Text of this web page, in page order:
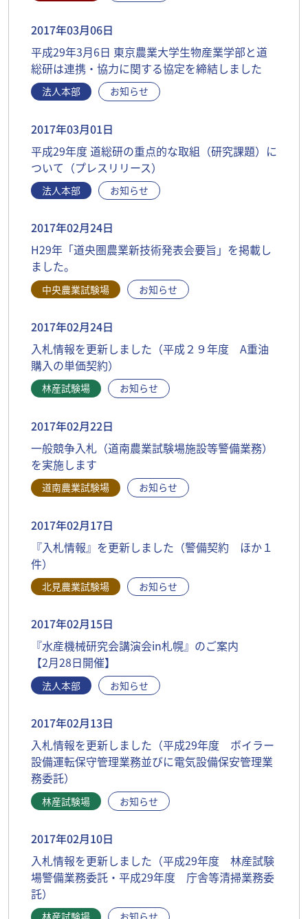
2017年03月06日
平成29年3月6日 東京農業大学生物産業学部と道
総研は連携・協力に関する協定を締結しました
法人本部 お知らせ
2017年03月01日
平成29年度 道総研の重点的な取組（研究課題）に
ついて（プレスリリース）
法人本部 お知らせ
2017年02月24日
H29年「道央圏農業新技術発表会要旨」を掲載し
ました。
中央農業試験場 お知らせ
2017年02月24日
入札情報を更新しました（平成２９年度 A重油
購入の単価契約）
林産試験場 お知らせ
2017年02月22日
一般競争入札（道南農業試験場施設等警備業務）
を実施します
道南農業試験場 お知らせ
2017年02月17日
『入札情報』を更新しました（警備契約 ほか１
件）
北見農業試験場 お知らせ
2017年02月15日
『水産機械研究会講演会in札幌』のご案内
【2月28日開催】
法人本部 お知らせ
2017年02月13日
入札情報を更新しました（平成29年度 ボイラー
設備運転保守管理業務並びに電気設備保安管理業
務委託）
林産試験場 お知らせ
2017年02月10日
入札情報を更新しました（平成29年度 林産試験
場警備業務委託・平成29年度 庁舎等清掃業務委
託）